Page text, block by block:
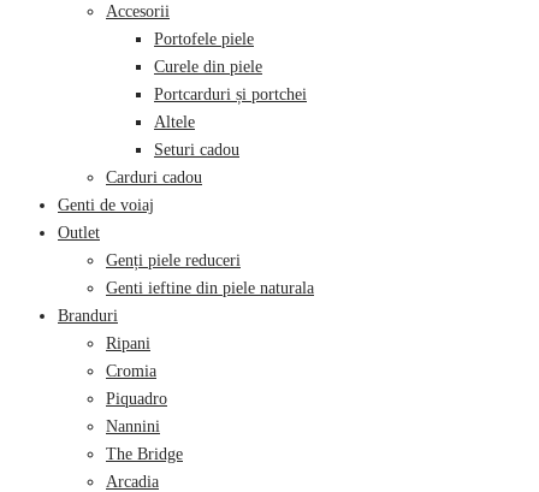
Accesorii
Portofele piele
Curele din piele
Portcarduri și portchei
Altele
Seturi cadou
Carduri cadou
Genti de voiaj
Outlet
Genți piele reduceri
Genti ieftine din piele naturala
Branduri
Ripani
Cromia
Piquadro
Nannini
The Bridge
Arcadia